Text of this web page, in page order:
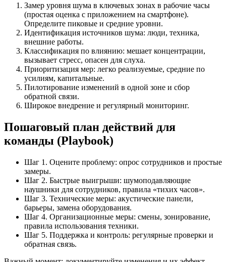
Замер уровня шума в ключевых зонах в рабочие часы
(простая оценка с приложением на смартфоне).
Определите пиковые и средние уровни.
Идентификация источников шума: люди, техника,
внешние работы.
Классификация по влиянию: мешает концентрации,
вызывает стресс, опасен для слуха.
Приоритизация мер: легко реализуемые, средние по
усилиям, капитальные.
Пилотирование изменений в одной зоне и сбор
обратной связи.
Широкое внедрение и регулярный мониторинг.
Пошаговый план действий для
команды (Playbook)
Шаг 1. Оцените проблему: опрос сотрудников и простые
замеры.
Шаг 2. Быстрые выигрыши: шумоподавляющие
наушники для сотрудников, правила «тихих часов».
Шаг 3. Технические меры: акустические панели,
барьеры, замена оборудования.
Шаг 4. Организационные меры: смены, зонирование,
правила использования техники.
Шаг 5. Поддержка и контроль: регулярные проверки и
обратная связь.